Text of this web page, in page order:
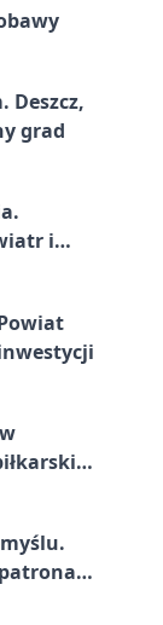
Deszcz,
grad
i